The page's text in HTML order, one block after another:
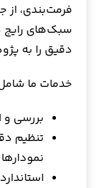
سبک‌های رایج
دقیق را به
خدمات ما
بررسی و
تنظیم
نمودارها